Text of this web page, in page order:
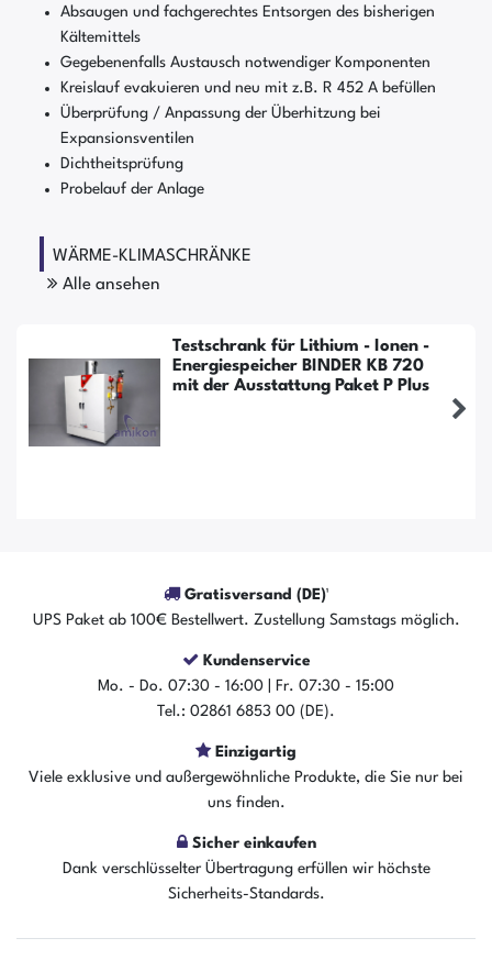
Absaugen und fachgerechtes Entsorgen des bisherigen
Kältemittels
Gegebenenfalls Austausch notwendiger Komponenten
Kreislauf evakuieren und neu mit z.B. R 452 A befüllen
Überprüfung / Anpassung der Überhitzung bei
Expansionsventilen
Dichtheitsprüfung
Probelauf der Anlage
WÄRME-KLIMASCHRÄNKE
Alle ansehen
Testschrank für Lithium - Ionen -
Energiespeicher BINDER KB 720
mit der Ausstattung Paket P Plus
Der Artikel ist sofort verfügbar
In den Warenkorb
Gratisversand (DE)¹
UPS Paket ab 100€ Bestellwert. Zustellung Samstags möglich.
Kundenservice
Mo. - Do. 07:30 - 16:00 | Fr. 07:30 - 15:00
Tel.: 02861 6853 00 (DE).
Einzigartig
Viele exklusive und außergewöhnliche Produkte, die Sie nur bei
uns finden.
Sicher einkaufen
Dank verschlüsselter Übertragung erfüllen wir höchste
Sicherheits-Standards.